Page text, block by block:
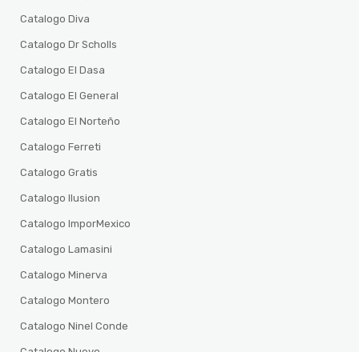
Catalogo Diva
Catalogo Dr Scholls
Catalogo El Dasa
Catalogo El General
Catalogo El Norteño
Catalogo Ferreti
Catalogo Gratis
Catalogo Ilusion
Catalogo ImporMexico
Catalogo Lamasini
Catalogo Minerva
Catalogo Montero
Catalogo Ninel Conde